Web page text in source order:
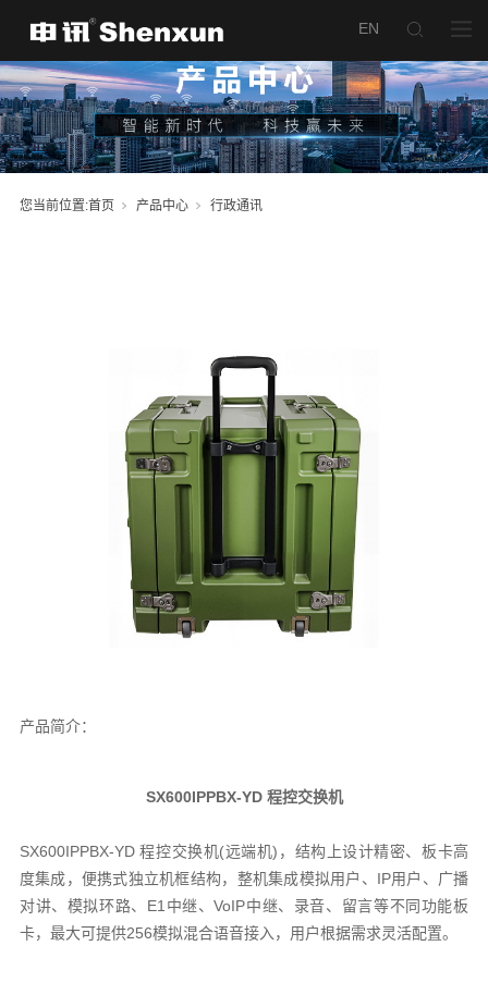
您当前位置:首页 产品中心 行政通讯
YD程控交换机
产品简介：
SX600IPPBX-YD 程控交换机
SX600IPPBX-YD程控交换机(远端机)，结构上设计精密、板卡高
度集成，便携式独立机框结构，整机集成模拟用户、IP用户、广播
对讲、模拟环路、E1中继、VoIP中继、录音、留言等不同功能板
卡，最大可提供256模拟混合语音接入，用户根据需求灵活配置。